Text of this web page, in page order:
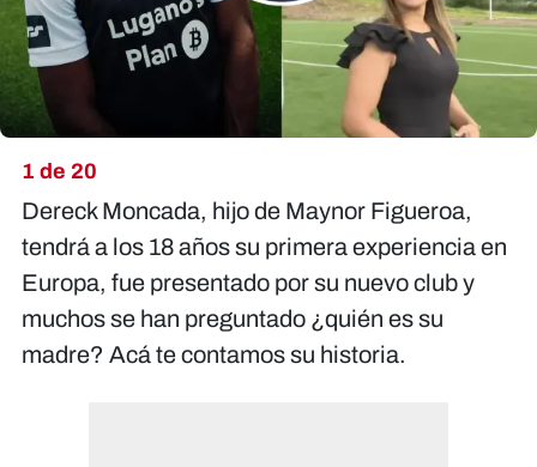
1 de 20
Dereck Moncada, hijo de Maynor Figueroa,
tendrá a los 18 años su primera experiencia en
Europa, fue presentado por su nuevo club y
muchos se han preguntado ¿quién es su
madre? Acá te contamos su historia.